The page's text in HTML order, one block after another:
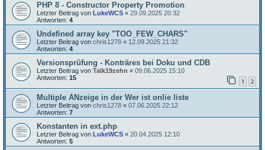
PHP 8 - Constructor Property Promotion
Letzter Beitrag von LukeWCS « 29.09.2025 20:32
Antworten: 4
Undefined array key "TOO_FEW_CHARS"
Letzter Beitrag von chris1278 « 12.09.2025 21:32
Antworten: 4
Versionsprüfung - Konträres bei Doku und CDB
Letzter Beitrag von Talk19zehn « 09.06.2025 15:10
Antworten: 15 1 2
Multiple ANzeige in der Wer ist onlie liste
Letzter Beitrag von chris1278 « 07.06.2025 22:12
Antworten: 7
Konstanten in ext.php
Letzter Beitrag von LukeWCS « 20.04.2025 12:10
Antworten: 5